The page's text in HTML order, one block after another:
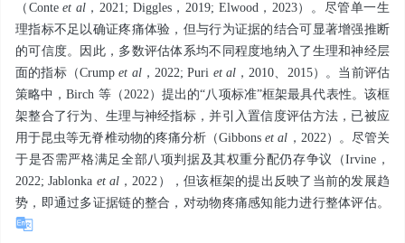
（Conteet al，2021; Diggles，2019; Elwood，2023）。尽管单一生
理指标不足以确证疼痛体验，但与行为证据的结合可显著增强推断
的可信度。因此，多数评估体系均不同程度地纳入了生理和神经层
面的指标（Crumpet al，2022; Puri et al，2010、2015）。当前评估
策略中，Birch 等（2022）提出的“八项标准”框架最具代表性。该框
架整合了行为、生理与神经指标，并引入置信度评估方法，已被应
用于昆虫等无脊椎动物的疼痛分析（Gibbonset al ，2022）。尽管关
于是否需严格满足全部八项判据及其权重分配仍存争议（Irvine，
2022; Jablonka et al，2022），但该框架的提出反映了当前的发展趋
势，即通过多证据链的整合，对动物疼痛感知能力进行整体评估。